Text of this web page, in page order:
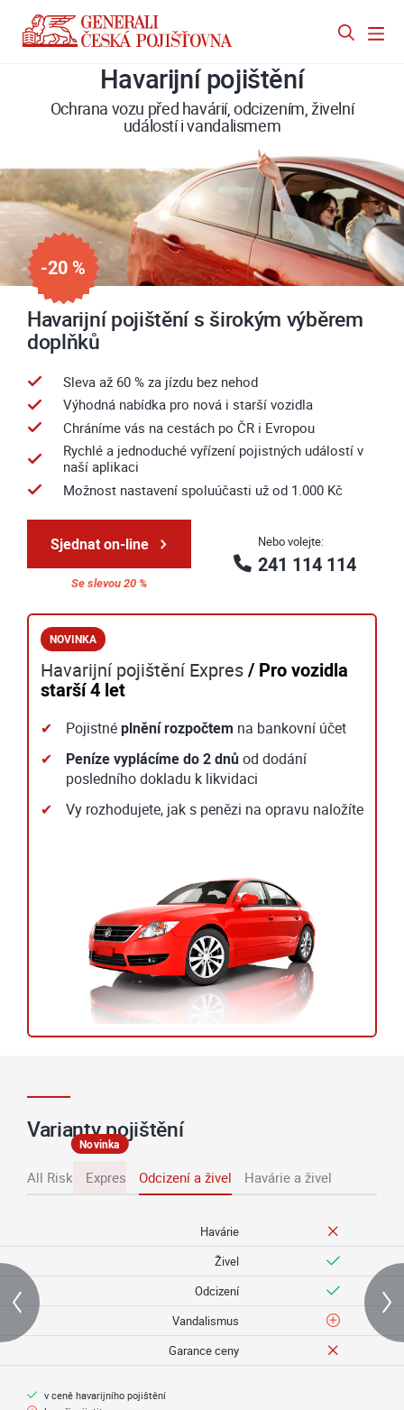
Havarijní pojištění
Ochrana vozu před havárií, odcizením, živelní
událostí i vandalismem
Havarijní pojištění s širokým výběrem
doplňků
-20 %
Sleva až 60 % za jízdu bez nehod
Výhodná nabídka pro nová i starší vozidla
Chráníme vás na cestách po ČR i Evropou
Rychlé a jednoduché vyřízení pojistných událostí v
naší aplikaci
Možnost nastavení spoluúčasti už od 1.000 Kč
Sjednat on-line
Se slevou 20 %
Nebo volejte:
241 114 114
NOVINKA
Havarijní pojištění Expres/ Pro vozidla
starší 4 let
Pojistnéplnění rozpočtem na bankovní účet
Peníze vyplácíme do 2 dnůod dodání
posledního dokladu k likvidaci
Vy rozhodujete, jak s penězi na opravu naložíte
Varianty pojištění
All Risk
Novinka
Expres Odcizení a živel Havárie a živel
Havárie
Živel
Odcizení
Vandalismus
Garance ceny
v ceně havarijního pojištění